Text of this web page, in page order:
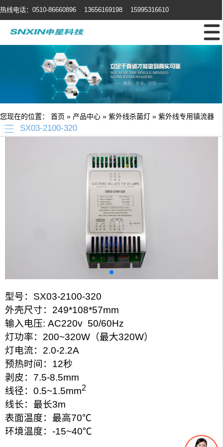
热线电话：0510-86660896 13656169198 15995316610
您现在的位置： 首页 » 产品中心 » 紫外线杀菌灯 » 紫外线专用镇流器
SX03-2100-320
型号： SX03-2100-320
外壳尺寸： 249*108*57mm
输入电压: AC220v 50/60Hz
灯功率： 200~320W （最大320W）
灯电流： 2.0-2.2A
预热时间： 12秒
剥皮： 7.5-8.5mm
线径： 0.5~1.5mm2
线长：最长3m
表面温度：最高70℃
环境温度： -15~40℃